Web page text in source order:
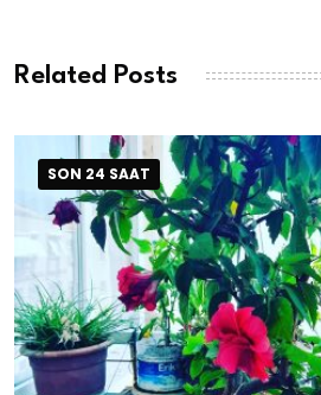
Related Posts
SON 24 SAAT